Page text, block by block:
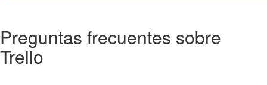
Preguntas frecuentes sobre
Trello